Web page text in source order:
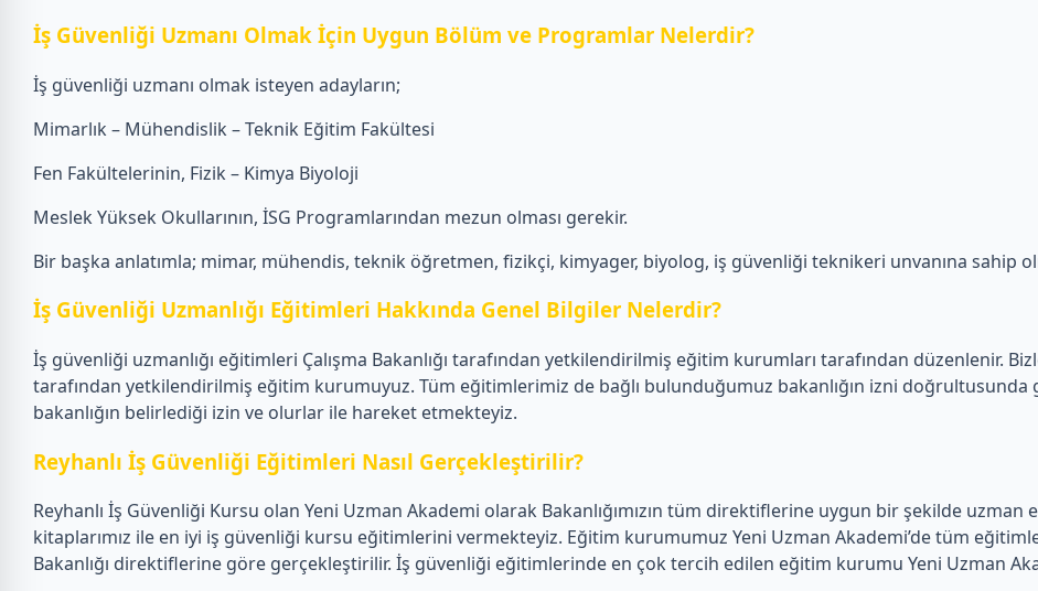
İş Güvenliği Uzmanı Olmak İçin Uygun Bölüm ve Programlar Nelerdir?
İş güvenliği uzmanı olmak isteyen adayların;
Mimarlık – Mühendislik – Teknik Eğitim Fakültesi
Fen Fakültelerinin, Fizik – Kimya Biyoloji
Meslek Yüksek Okullarının, İSG Programlarından mezun olması gerekir.
Bir başka anlatımla; mimar, mühendis, teknik öğretmen, fizikçi, kimyager, biyolog, iş güvenliği teknikeri unvanına sahip
İş Güvenliği Uzmanlığı Eğitimleri Hakkında Genel Bilgiler Nelerdir?
İş güvenliği uzmanlığı eğitimleri Çalışma Bakanlığı tarafından yetkilendirilmiş eğitim kurumları tarafından düzenlenir.
tarafından yetkilendirilmiş eğitim kurumuyuz. Tüm eğitimlerimiz de bağlı bulunduğumuz bakanlığın izni doğrultusunda
bakanlığın belirlediği izin ve olurlar ile hareket etmekteyiz.
Reyhanlı İş Güvenliği Eğitimleri Nasıl Gerçekleştirilir?
Reyhanlı İş Güvenliği Kursu olan Yeni Uzman Akademi olarak Bakanlığımızın tüm direktiflerine uygun bir şekilde uzman
kitaplarımız ile en iyi iş güvenliği kursu eğitimlerini vermekteyiz. Eğitim kurumumuz Yeni Uzman Akademi’de tüm
Bakanlığı direktiflerine göre gerçekleştirilir. İş güvenliği eğitimlerinde en çok tercih edilen eğitim kurumu Yeni Uzman